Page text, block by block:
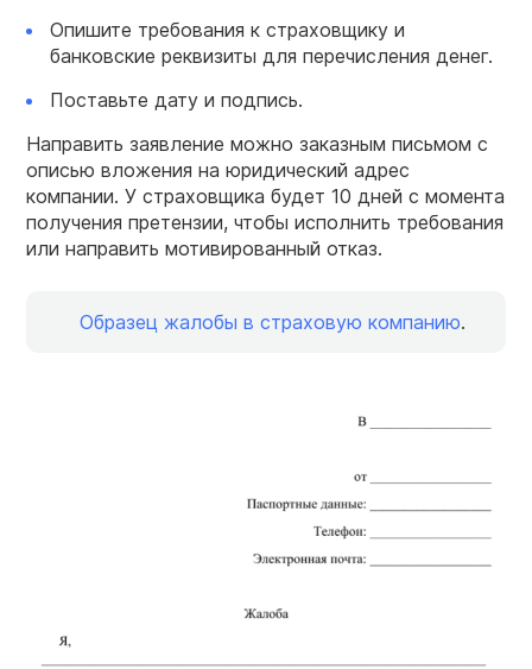
Опишите требования к страховщику и
банковские реквизиты для перечисления денег.
Поставьте дату и подпись.
Направить заявление можно заказным письмом с
описью вложения на юридический адрес
компании. У страховщика будет 10 дней с момента
получения претензии, чтобы исполнить требования
или направить мотивированный отказ.
Образец жалобы в страховую компанию.